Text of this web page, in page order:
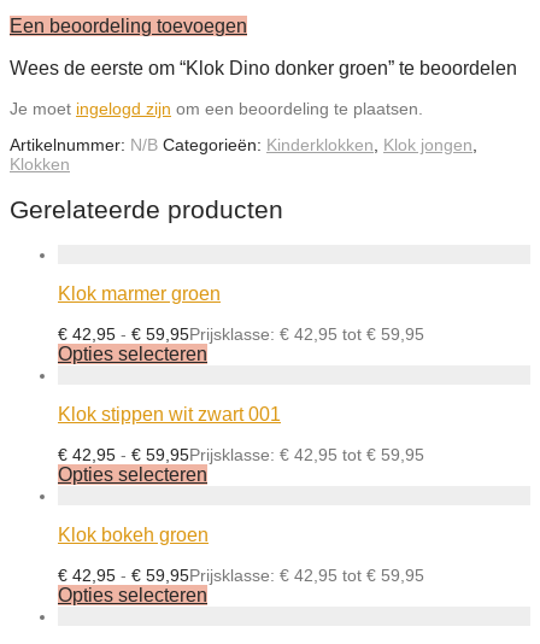
Een beoordeling toevoegen
Wees de eerste om “Klok Dino donker groen” te beoordelen
Je moet ingelogd zijn om een beoordeling te plaatsen.
Artikelnummer: N/B Categorieën: Kinderklokken, Klok jongen,
Klokken
Gerelateerde producten
Klok marmer groen
€ 42,95 - € 59,95Prijsklasse: € 42,95 tot € 59,95
Opties selecteren
Klok stippen wit zwart 001
€ 42,95 - € 59,95Prijsklasse: € 42,95 tot € 59,95
Opties selecteren
Klok bokeh groen
€ 42,95 - € 59,95Prijsklasse: € 42,95 tot € 59,95
Opties selecteren